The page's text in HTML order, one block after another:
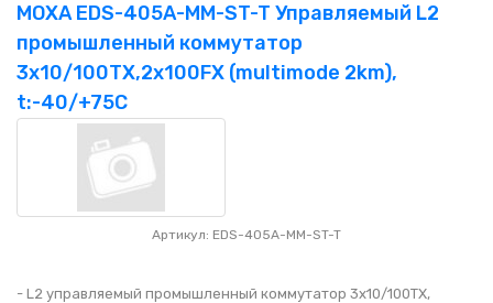
MOXA EDS-405A-MM-ST-T Управляемый L2
промышленный коммутатор
3x10/100TX,2x100FX (multimode 2km),
t:-40/+75C
Артикул: EDS-405A-MM-ST-T
- L2 управляемый промышленный коммутатор 3x10/100TX,